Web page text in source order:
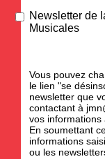
Newsletter de
Musicales
Vous pouvez
le lien "se
newsletter que
contactant à
vos informations
En soumettant
informations
ou les